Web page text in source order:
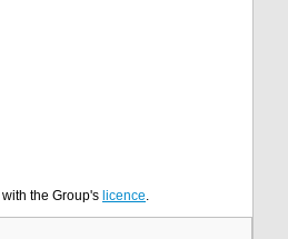
the Group's licence.